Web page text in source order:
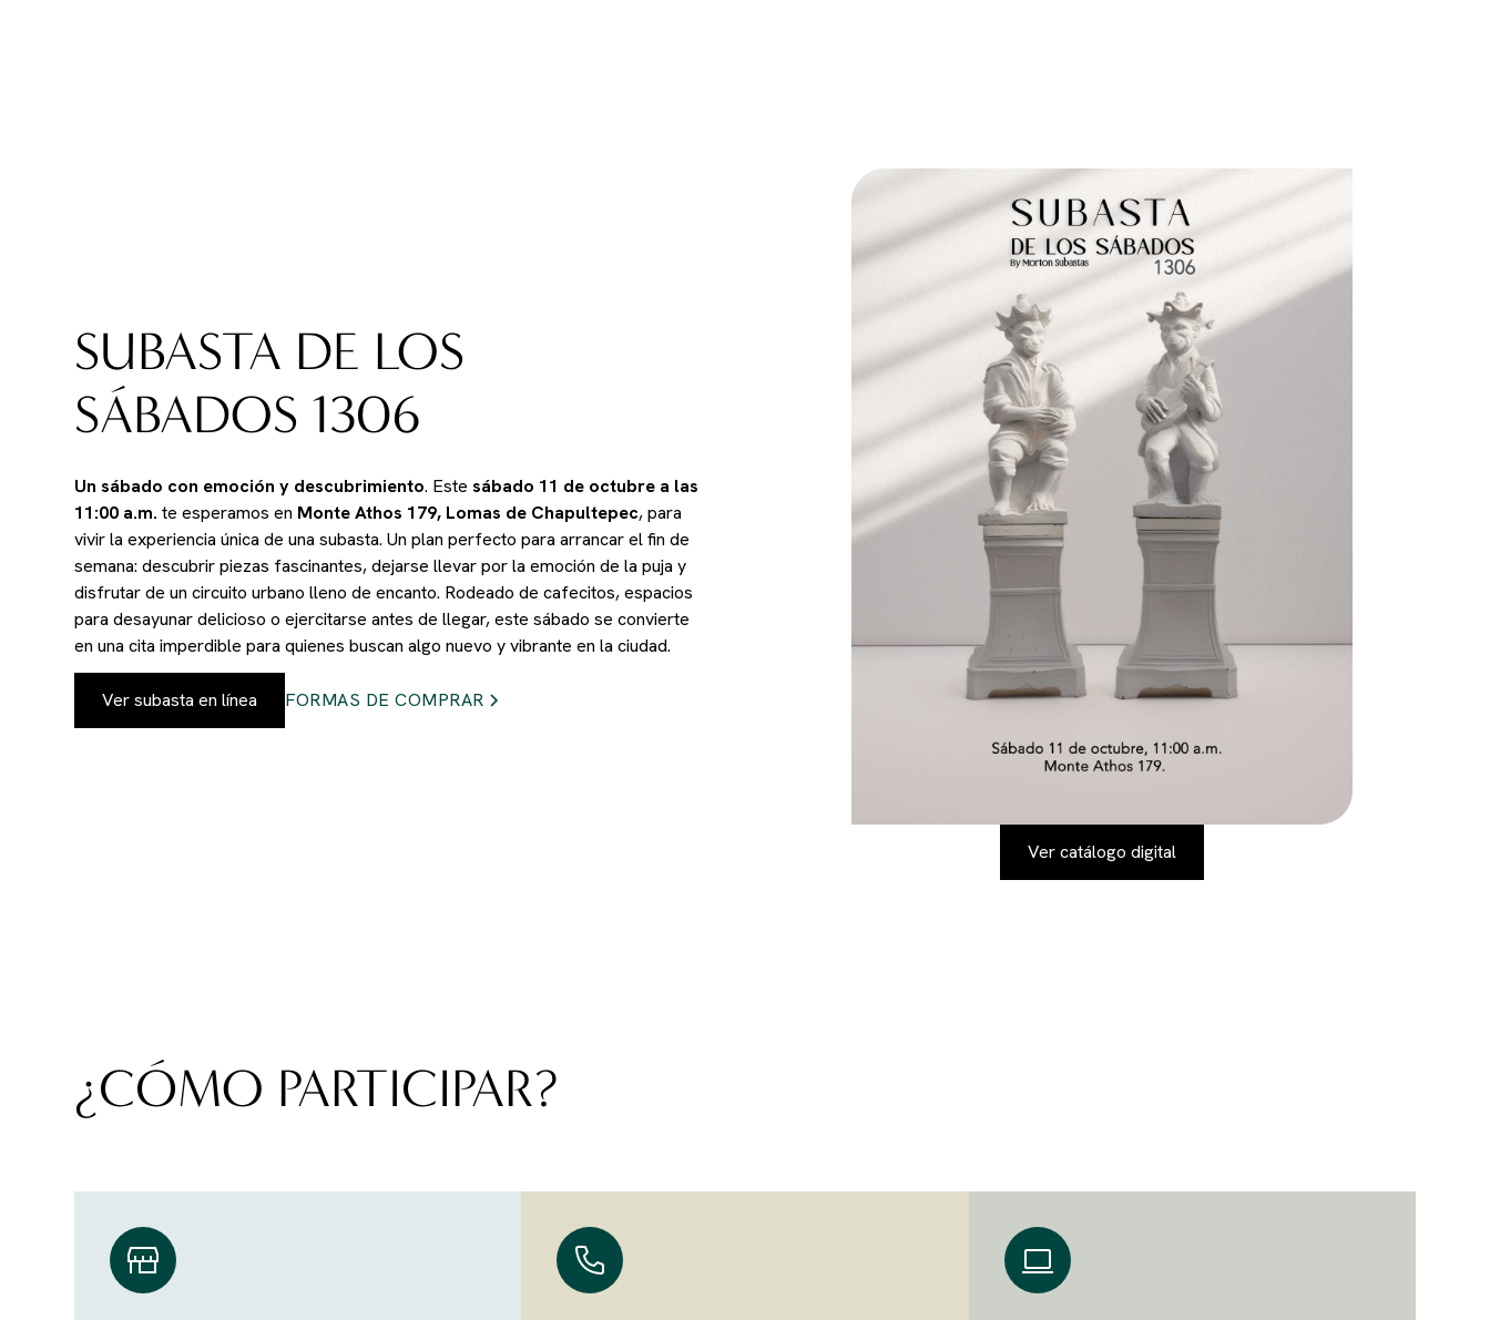
SUBASTA DE LOS
SÁBADOS 1306
Un sábado con emoción y descubrimiento. Estesábado 11 de octubre a las
11:00 a.m. te esperamos en Monte Athos 179, Lomas de Chapultepec, para
vivir la experiencia única de una subasta. Un plan perfecto para arrancar el fin de
semana: descubrir piezas fascinantes, dejarse llevar por la emoción de la puja y
disfrutar de un circuito urbano lleno de encanto. Rodeado de cafecitos, espacios
para desayunar delicioso o ejercitarse antes de llegar, este sábado se convierte
en una cita imperdible para quienes buscan algo nuevo y vibrante en la ciudad.
Ver subasta en línea FORMAS DE COMPRAR
Ver catálogo digital
¿CÓMO PARTICIPAR?